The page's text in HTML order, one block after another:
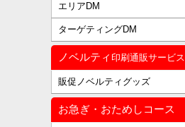
エリアDM
ターゲティングDM
ノベルティ 印刷通販サービス
販促ノベルティグッズ
お急ぎ・おためしコース